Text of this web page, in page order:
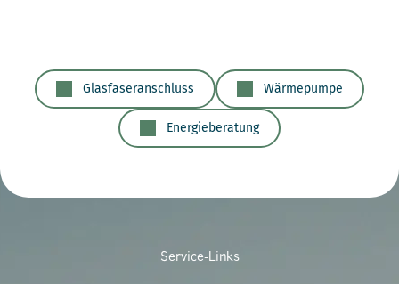
Glasfaseranschluss Wärmepumpe
Energieberatung
Service-Links